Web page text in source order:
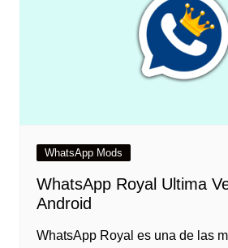
WhatsApp Mods
WhatsApp Royal Ultima
Android
WhatsApp Royal es una de las